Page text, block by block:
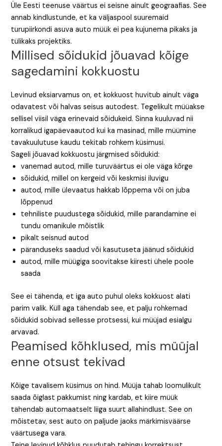
Üle Eesti teenuse väärtus ei seisne ainult geograafias. See
annab kindlustunde, et ka väljaspool suuremaid
turupiirkondi asuva auto müük ei pea kujunema pikaks ja
tülikaks projektiks.
Millised sõidukid jõuavad kõige
sagedamini kokkuostu
Levinud eksiarvamus on, et kokkuost huvitub ainult väga
odavatest või halvas seisus autodest. Tegelikult müüakse
sellisel viisil väga erinevaid sõidukeid. Sinna kuuluvad nii
korralikud igapäevaautod kui ka masinad, mille müümine
tavakuulutuse kaudu tekitab rohkem küsimusi.
Sageli jõuavad kokkuostu järgmised sõidukid:
vanemad autod, mille turuväärtus ei ole väga kõrge
sõidukid, millel on kergeid või keskmisi iluvigu
autod, mille ülevaatus hakkab lõppema või on juba
lõppenud
tehniliste puudustega sõidukid, mille parandamine ei
tundu omanikule mõistlik
pikalt seisnud autod
päranduseks saadud või kasutuseta jäänud sõidukid
autod, mille müügiga soovitakse kiiresti ühele poole
saada
See ei tähenda, et iga auto puhul oleks kokkuost alati
parim valik. Küll aga tähendab see, et palju rohkemad
sõidukid sobivad sellesse protsessi, kui müüjad esialgu
arvavad.
Peamised kõhklused, mis müüjal
enne otsust tekivad
Kõige tavalisem küsimus on hind. Müüja tahab loomulikult
saada õiglast pakkumist ning kardab, et kiire müük
tähendab automaatselt liiga suurt allahindlust. See on
mõistetav, sest auto on paljude jaoks märkimisväärse
väärtusega vara.